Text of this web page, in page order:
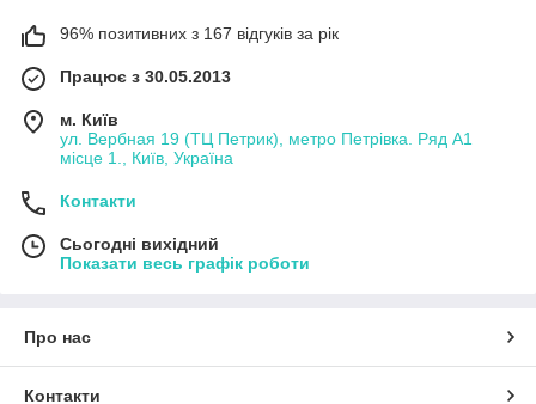
96% позитивних з 167 відгуків за рік
Працює з 30.05.2013
м. Київ
ул. Вербная 19 (ТЦ Петрик), метро Петрівка. Ряд А1
місце 1., Київ, Україна
Контакти
Сьогодні вихідний
Показати весь графік роботи
Про нас
Контакти